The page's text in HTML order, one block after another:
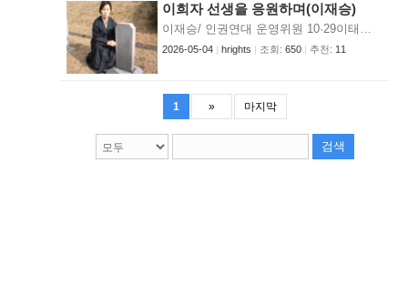
이희자 선생을 응원하며(이재승)
이재승/ 인권연대 운영위원 10·29이태원참사진상규명법은 ‘기억, 추모, 애도를 받거나 할 권리’를 피해자의 권리로 명문화하였다(제3조 4호). 애도를 받을 권리나 애도할 권리의 상대방은 어떤 의무를 지는가! 에우리피데스의 <간청하는 여인들>은 이 권리의 진지한 성격을 잘 보여준다. 테베와의 전쟁에서 전사한 아르고스의 일곱 장수들의 시신을 테베가 방치하자 전몰자의 어머니들은 아테네의 테세우스에게 유해 송환에 앞장서줄 것을 간청하였다. 요즈음의 말로 외교적 개입을 요청한 것이다. 아테네와 테베 간의 평화 교섭이 결렬되자, 테세우스는 애도권의 침해(유해 방치)를 이유로 전쟁을 일으켜 시신을 탈환하였다. 그는 국가란 모름지기 무엇을 해야 하는지를 시전하면서 아테네의 엘레우시스에서 성대한 장례식을 거행하였다. 현대판 아르헨티나의 ‘5월광장 어머니들’과 이행기 정의의 실현을 보는 것 같다. 충남 천안시 망향의 동산에 세운 이희자 선생의 부친의비석은 백비로 있다. 사진은 2007년 4월의 모습이다. -사진 필자 제공 야스쿠니신사의 조선인합사 문제는 유족들이 2025년 12월 한국에서 합사 취소 소송을 제기하면서 다시 점화되었다. 이 소송의 원고는 이희자 선생이다. 이희자 선생이 두 살 때인 1944년, 부친 이사현은 일제에 의해 강제동원되어 종내 소식이 없었다. 1989년에 이르러서야 부친이 1945년 6월 중국 광서성 병원에서 사망하였다는 소식을 들었고, 유족의 동의 없이 부친이 1959년 야스쿠니신사에 무단합사되었다는 더욱 충격적인 사실도 알게 되었다. 현재 야스쿠니신사에는 2만 1천여 명의 조선인 군인·군속(군무원) 희생자들이 합사되었다. 야스쿠니가 국립묘지와 같은 묘역이 아니라 사당과 유사한 것이므로 합사는 유해가 아닌 영혼을 봉안한 것이라고 말할 수 있겠다. 이희자 선생을 비롯하여 한국인 유족들은 일본 정부와 야스쿠니신사를 상대로 몇 차례 합사 취소소송을 제기하였으나 일본의 최고재판소는 일관되게 청구를 기각하였다. 그 이유는 다음과 같다. 첫째, 야스쿠니신사는 종교법인으로서 누구를 신으로 모실지는 신사의 종교 활동에 속하는 사항이므로 국가가 이에 개입하는 것은 신사의 신앙의 자유를 침해할 우려가 있다. 둘째, 자신의 친족이 타인의 종교 시설에서 모셔지는 것에 대해 느끼는 불쾌감이나 정신적 고통은 곧바로 법적 보호 대상인 권리침해로 간주하지 않는다. 셋째, 개인의 감정보다 종교법인의 자유가 우선한다. 넷째, 합사가 1957년에 이루어졌고 이미 이 문제를 다툴 수 있는 20년의 제척기간이 도과하였다. 야스쿠니신사는 태평양전쟁 후 미국 점령군의 정책에 의해 독립적인 법인이 되었지만, 전사자 영혼의 체계적 관리(일본인 전사자 240만 명 합사)는 여전히 국가의 고유한 업무임은 부정할 수 없다. 전쟁 업무 자체를 민간회사가 수행했다고 해서 전쟁 수행에 대한 국가책임이 소멸하지 않듯이, 애도 작업의 민영화로 인해 합사의 국가행위성이 제거되지 않는다. 일본 정부는 조선인 군인·군속 전사자를 일본인이 아니라는 이유로 연금 지급을 거부하면서도 이율배반적으로 사망 시 제국의 신민이었다는 이유로 조선인의 영혼을 야스쿠니신사에 무단합사(無斷合祀)하였다. 또한 신사 측은 합사가 일본의 고유한 전통이라고 주장하는데, 실은 일본의 침략전쟁을 미화하고 민중을 동원하기 위해 급조된 서푼짜리 군국주의 전통에 불과하다. 본디 일본의 장례 전통은 원한을 품고 죽은 적이 해코지하지 않도록 후하게 제사를 지내고, 이를 통해 평온과 번영을 기원하는 어령신앙(御靈信仰)과 죽은 자는 적과 아군을 구별하지 않는다는 원친평등(怨親平等)을 바탕으로 한 보편적 애도를 지향하였다. 대체로 이러한 방식이 인류의 오랜 문화적 관례였다. 그러나 1869년 메이지 천황의 요청으로 설립된 초혼사(야스쿠니신사의 전신)는 자기편에 속하는 군인의 죽음을 위령하고 선양하는 군국주의적 시설로 변질되었다. 여기다 식민지 출신 이방인의 혼령까지 붙들어 합사하는 방식은 사후세계로까지 확장된 제국주의의 구습이라고 달리 표현할 방도도 없다. 그러한 관행이 천년을 지속한다고 한들 기이한 악습일 뿐이다. 그러한 무단합사는 국제인도법과 인권법에도 반하고, 문명국들의 일반적인 애도권의 법리나 관행과도 동떨어져 있다. 유가족의 애도권은 제네바 제1협약 제17조, 제네바 제4협약 제130조, 제1추가의정서 제32-34조 등 국제인도법에서 등장하고, 자유권규약 제7조(잔인하고 굴욕적이고 비인도적 처우의 금지), 제12조(출국권), 제17조(사생활·가정생활의 자유), 제18조(종교의 자유), 제27조(종족적, 종교적 또는 언어적 소수민족의 문화 및 종교의 향유권)에 그 근거를 가진다. 한마디로 국제인도법 및 국제인권법은 애도의 영역에서 국가와 가족의 견해가 충돌할 때 가족의 애도권을 우선시한다. 한국의 국립묘지법도 국립묘지 안장 여부에 대해 가족에게 결정권을 부여한다. 이러한 애도권은 한국 헌법의 여러 조항과 관습법상 제사권에 의해서도 뒷받침된다. 또한 식민지인의 유해를 탈식민주의적 맥락에서 출신지로 봉환하는 관행이 발전했다. 국제인도법과 국제관행에 따른다면 전몰자의 유해와 혼백은 국가적 자산이나 전리품이 아니라 유족에게 귀속되어야 할 인격적 가치라고 말할 수밖에 없다. 그러나 일본 법원은 신사의 기이한 합사 관행을 종교의 자유라는 이름으로 정상화하는 갈라파고스 판결을 반복하였다. 한국에서도 소송의 쟁점은 유족들에게 합사 취소를 청구할 권리가 있는지이다. 애도권을 권리로 인정한다면 이 권리의 주체가 누구이며, 이 권리의 상대방이 누구인지를 확정해야 한다. 전몰자에 대해서라면 다양한 주체들(가족, 친지, 공동체, 국가, 일반 시민, 사원)이 다양한 방식으로 애도작업(장례식, 안장, 제사, 추도, 보훈, 제사)을 수행한다. 다양한 주체들이 애도권을 갖지만 이러한 애도권들이 동등한 비중을 갖는다고는 볼 수 없다. 다양한 층위와 관계를 내포하는 애도작업에서는 권리의 짙음과 옅음이 존재할 뿐만 아니라 애도 주체들의 권리와 자유 사이에도 서열이 존재하기 때문이다. 애도 작업에서 짙은 권리(제사권)는 유가족의 몫이고, 일반적으로 옅은 권리(애도감정의 다양한 표현)는 국가 또는 단체, 일반 시민의 몫으로 돌아간다. 즉 유가족은 특별한 청구권이자 짙은 권리로서 애도권을 가지며, 그 밖의 애도 주체들은 일반적 자유로서 얕은 권리로서 애도권을 가질 뿐이다. 일본 법원은 야스쿠니신사가 종교법인이라는 이유로 무단합사를 실행할 짙은 권리를 인정하였고, 가족의 애도권을 얕은 권리로 희석하였다. 그러나 가족의 특별한 권리로서 애도권은 다른 어떤 권리보다 우선한다는 게 국제법의 원칙이고, 문명국의 관행이다. 야스쿠니신사의 합사 방식은 일반적 종교의 자유나 애도의 일반적 자유의 범위를 이탈한다. 야스쿠니합사는 망자에게 잠시 들르는 채플이 아니라 영원히 빠져나올 수 없는 봉쇄수도원이나 감옥에 해당하기 때문이다. 따라서 종교의 자유라는 이름으로 허용된 합사는 일반적인 애도의 범위를 이탈한 것으로서 망자의 인격권과 가족의 애도권을 본질적으로 침해한다. 합사는 일본의 기독교도나 불교도나 무신론자에게도 참담한 것이지만, 최소한 이방인의 영혼에 대해서는 얼토당토않은 괴이한 조치임은 두말할 필요가 없다. 탈식민주의적 해체만이 답이다. 국제인도법은 애도의 문제에서 종교적 관행을 존중하고 종교적 자유의 보장을 강조한다. 그런데 그 경우 국가나 신사와 같은 단체의 종교적 관행이 아니라 망자와 유가족의 종교적 관행이 결정적이다. 일본 법원은 은근슬쩍 신사의 반인권적 행태를 종교의 자유로 합리화하였다. 야스쿠니신사는 합사에 동의하는 유족에 대해서만 애도 업무를 대행하는 시설일 뿐, 제멋대로 망자의 영혼을 채집하여 영구적으로 봉인할 권리를 가질 수 없다. 애도의 영역에서는 오로지 망자와 그 가족의 특별한 권리로서 종교의 관행만이 특별히 보호받을 뿐이다. 시설에도 종교의 자유가 있다는 편의적 논리로는 가족의 특별한 지위로서 애도권을 압도할 수는 없다. 신사 측은 ‘한번 합사하여 영혼(미타마)이 하나가 된 이상, 특정 개인만을 꺼내는 것은 교리상 불가능하다’라는 독특하고 기이한 영혼야금술(metallurgy of souls)을 방패로 내세웠다. 이는 인류가 공통으로 도달한 문화 관행과는 동떨어진 신기술이라고 불릴만하다. 동의하지 않은 영혼까지 무단으로 합사하는 관행은 상징의 세계에서 귀향하는 영혼들을 중간에서 납치하는 악령술이다. 야스쿠니신사는 자신의 종교적 관행을 내세워 가장 중시해야 할 개인의 종교와 관례를 침해하였다. 합사는 고작해야 그러한 합사에 동의하는 가족들과의 관계에서만 파생적으로 의미를 지닐 뿐이다. 야스쿠니신사가 유족의 의사에 반해 망자의 혼백을 유폐하는 것은 유족의 애도권과 명예권에 대한 침해이고, 합사에 대한 일본 정부와 법원의 방치는 자유권규약이 금지하는바, 유족에 대한 잔인하고 굴욕적이며 비인도적 처우에 해당한다. 한국 정부는 잔인하고 굴욕적이고 비인도적인 처우 금지(제7조), 사생활 및 가정생활의 보호(제17조), 종교의 자유(제18조), 종족적 종교적 언어적 소수민족의 문화 및 종교 향유권(제27조)을 근거로 일본 정부에 시정을 요구해야 한다. 사자의 인간존엄에 대한 유린(국제형사재판소규정 제8조)1)도 전쟁범죄가 될 수 있다. 차제에 일본인이 재판소장으로 있는 국제사법재판소와 국제형사재판소에 전쟁범죄로 다투어 보아야 한다. 한국은 2만 8천명의 전사자가 합사된 대만과 연대하여 합사를 폐지하고, 야스쿠니신사를 해체하게 함으로써 일본을 애도에 있어서만큼 문명국의 반열에 진입하도록 조력해야 한다. 현재까지 조선인 합사자에 대하여 한국 정부는 어떠한 공식적 입장을 표명한 적이 없다. 합사 취소를 위해 외교적 노력도 경주하지 않았다. 이는 국민보호의무의 방기이다. 따라서 이번 합사 취소소송에서 한국의 사법부는 우선 유족들의 애도권 침해를 확인해야 하고, 우리 정부도 이를 기점으로 국민보호의무를 다하기 위해 외교적 행동에 나서야 한다. 국가적 수준의 애도권의 서열에서도 한국 정부가 일본 정부보다 선순위에 있으므로 유족이 존재하지 않는 합사자들을 위해서도 영혼의 귀향편을 확보해주어야 할 것이다. 1) 국제형사재판소에 관한 로마규정 제8조(전쟁범죄) 제2항 나 (21) 및 다(2) ‘인간의 존엄성에 대한 유린행위, 특히 모욕적이고 품위를 손상하는 대우’에서 말하는 인간은 사자를 포함한다. 국제형사재판소 실무편람에는 다음과 같이 적고 있다. “이 죄목에서 ‘인간’은 사망한 사람도 포함할 수 있다. 피해자가 모욕이나 굴욕 또는 기타 침해의 존재를 직접 인지할 필요는 없는 것으로 이해된다. 이 요소는 피해자의 문화적 배경과 관련된 측면을 고려한다.” International Criminal Court, Elements of Crimes, 2013, 주 49, 57 참조. The Prosecutor v. Al Hassan Ag Abdoul Aziz Ag Mohamed Ag Mahmoud ICC-01/12-01/18, Trial Judgement(Juni 26. 2024). 참고문헌 일본의 전쟁 책임 자료센터, 박환무 옮김, 『야스쿠니신사의 정치』, 동북아역사재단, 2011. 동북아역사재단 편, 『야스쿠니에 묻는다 - 야스쿠니신사 무단합사 철폐소송』, 동북아역사재단, 2014. 이재승 위원은 현재 건국대학교 법학전문대학원 교수로 재직 중입니다.
2026-05-04 | hrights | 조회: 650 | 추천: 11
1 » 마지막
검색